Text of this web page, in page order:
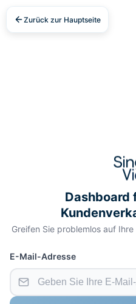
Zurück zur Hauptseite
Dashboard
Greifen Sie problemlos auf
E-Mail-Adresse